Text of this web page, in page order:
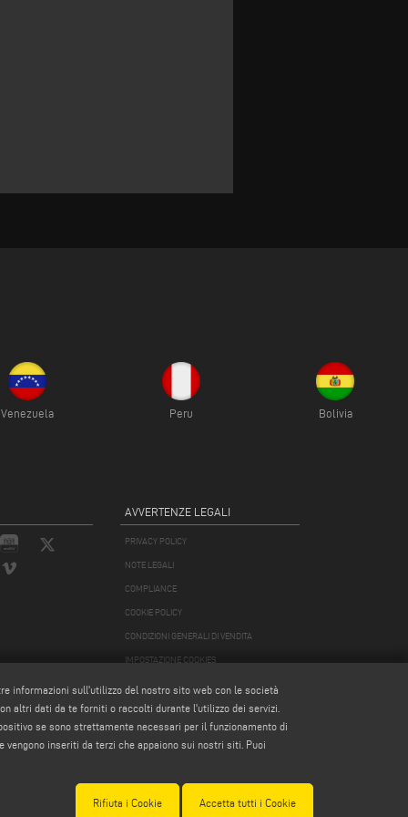
Venezuela Peru Bolivia
AVVERTENZE LEGALI
PRIVACY POLICY
NOTE LEGALI
COMPLIANCE
COOKIE POLICY
CONDIZIONI GENERALI DI VENDITA
IMPOSTAZIONE COOKIES
CONDIZIONI GENERALI DI DISTRIBUZIONE
informazioni sull'utilizzo del nostro sito web con le società
altri dati da te forniti o raccolti durante l'utilizzo dei servizi.
se sono strettamente necessari per il funzionamento di
inseriti da terzi che appaiono sui nostri siti. Puoi
Rifiuta i Cookie Accetta tutti i Cookie